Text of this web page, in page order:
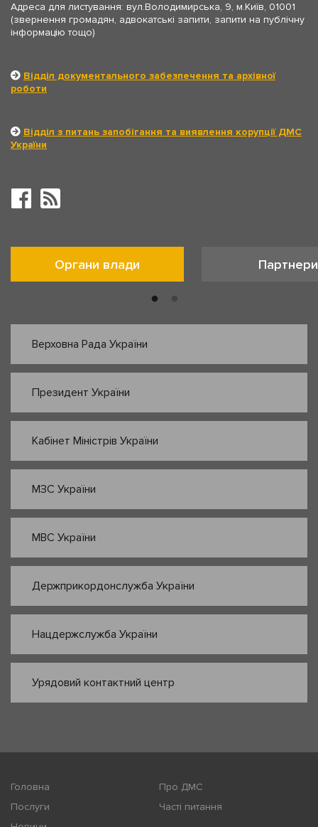
Адреса для листування: вул.Володимирська, 9, м.Київ, 01001
(звернення громадян, адвокатські запити, запити на публічну
інформацію тощо)
Відділ документального забезпечення та архівної
роботи
Відділ з питань запобігання та виявлення корупції ДМС
України
Органи влади Партнери
Верховна Рада України
Президент України
Кабінет Міністрів України
МЗС України
МВС України
Держприкордонслужба України
Нацдержслужба України
Урядовий контактний центр
Головна
Про ДМС
Послуги
Часті питання